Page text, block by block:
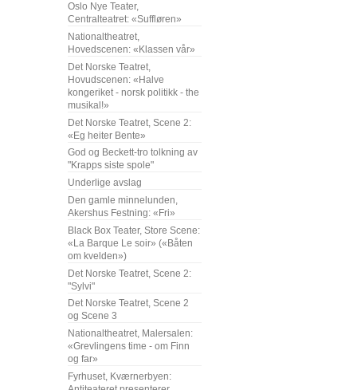
Oslo Nye Teater,
Centralteatret: «Suffløren»
Nationaltheatret,
Hovedscenen: «Klassen vår»
Det Norske Teatret,
Hovudscenen: «Halve
kongeriket - norsk politikk - the
musikal!»
Det Norske Teatret, Scene 2:
«Eg heiter Bente»
God og Beckett-tro tolkning av
"Krapps siste spole"
Underlige avslag
Den gamle minnelunden,
Akershus Festning: «Fri»
Black Box Teater, Store Scene:
«La Barque Le soir» («Båten
om kvelden»)
Det Norske Teatret, Scene 2:
"Sylvi"
Det Norske Teatret, Scene 2
og Scene 3
Nationaltheatret, Malersalen:
«Grevlingens time - om Finn
og far»
Fyrhuset, Kværnerbyen: